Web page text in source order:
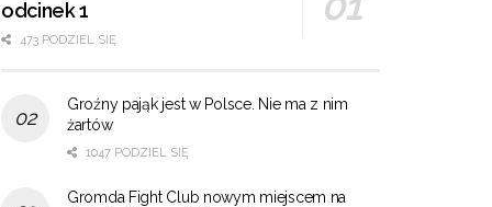
odcinek 1
473 PODZIEL SIĘ
Groźny pająk jest w Polsce. Nie ma z nim
żartów
1047 PODZIEL SIĘ
Gromda Fight Club nowym miejscem na